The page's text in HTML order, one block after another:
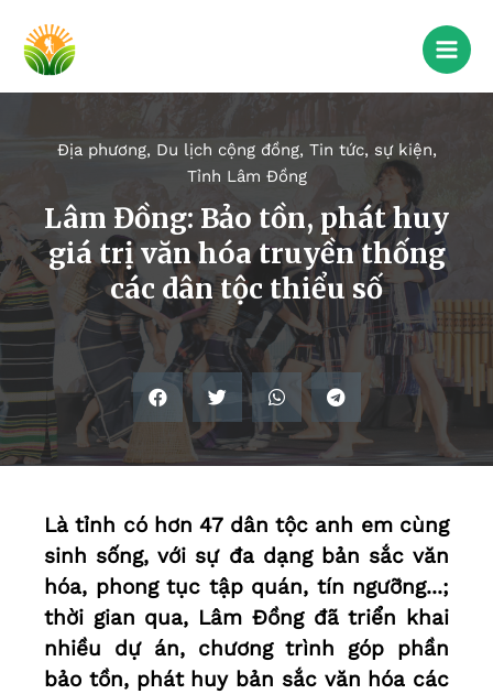
Địa phương, Du lịch cộng đồng, Tin tức, sự kiện,
Tỉnh Lâm Đồng
Lâm Đồng: Bảo tồn, phát huy
giá trị văn hóa truyền thống
các dân tộc thiểu số
Là tỉnh có hơn 47 dân tộc anh em cùng
sinh sống, với sự đa dạng bản sắc văn
hóa, phong tục tập quán, tín ngưỡng...;
thời gian qua, Lâm Đồng đã triển khai
nhiều dự án, chương trình góp phần
bảo tồn, phát huy bản sắc văn hóa các